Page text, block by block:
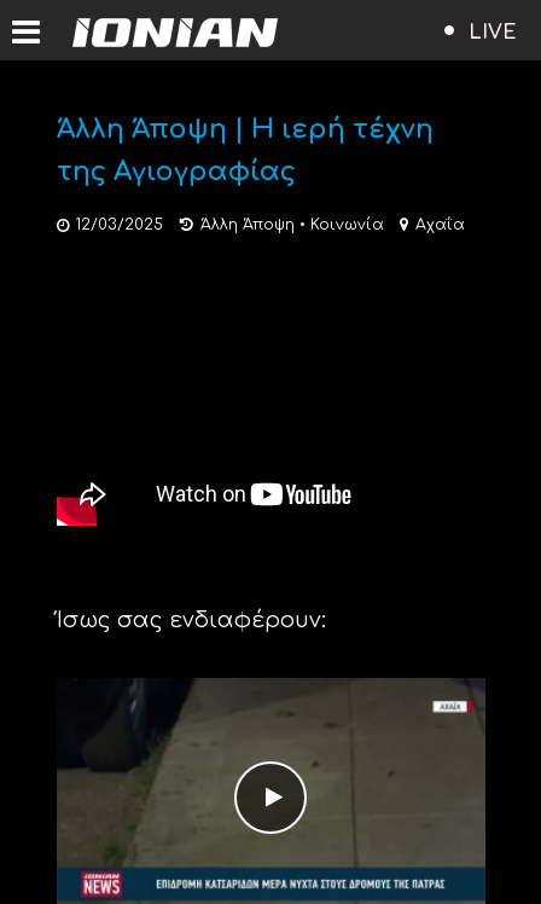
LIVE
Άλλη Άποψη | Η ιερή τέχνη
της Αγιογραφίας
12/03/2025 Άλλη Άποψη • Κοινωνία Αχαΐα
Ίσως σας ενδιαφέρουν: